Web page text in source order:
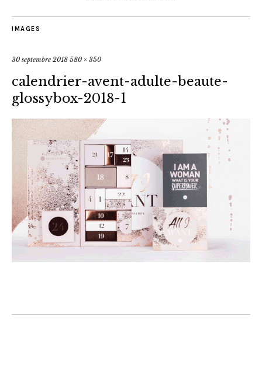
IMAGES
30 septembre 2018 580 × 350
calendrier-avent-adulte-beaute-
glossybox-2018-1